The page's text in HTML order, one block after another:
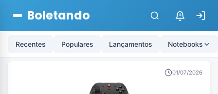
Boletando $
Recentes Populares Lançamentos Notebooks
01/07/2026